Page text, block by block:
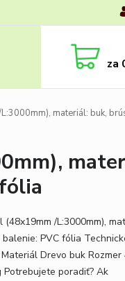
za
materiál: buk,
/L:3000mm),
PVC fólia
Drevo buk Rozmer
Potrebujete poradiť? Ak